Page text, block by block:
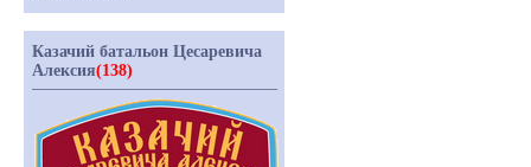
Казачий батальон Цесаревича
Алексия(138)